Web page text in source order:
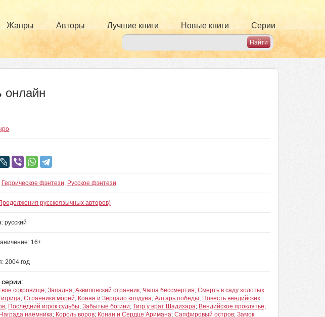
Жанры Авторы Лучшие книги Новые книги Серии
онлайн
Героическое фэнтези, Русское фэнтези
русскоязычных авторов)
русский
16+
2004 год
серии:
сокровище; Западня; Аквилонский странник; Чаша бессмертия; Смерть в саду золотых
; Странники морей; Конан и Зерцало колдуна; Алтарь победы; Повесть вендийских
; Последний игрок судьбы; Забытые богини; Тигр у врат Шадизара; Вендийское проклятье;
Награда наёмника; Король воров; Конан и Сердце Аримана; Сапфировый остров; Замок